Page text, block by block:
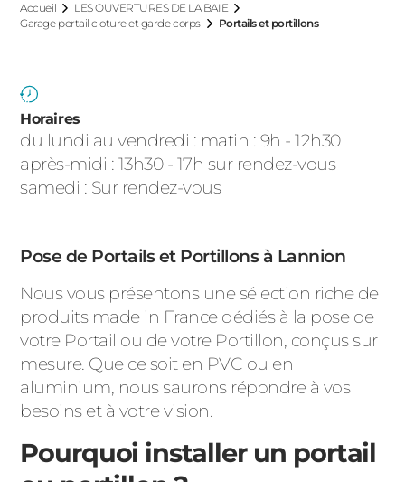
Accueil
LES OUVERTURES DE LA BAIE
Garage portail cloture et garde corps
Portails et portillons
Horaires
du lundi au vendredi : matin : 9h - 12h30
après-midi : 13h30 - 17h sur rendez-vous
samedi : Sur rendez-vous
Pose de Portails et Portillons à Lannion
Nous vous présentons une sélection riche de
produits made in France dédiés à la pose de
votre Portail ou de votre Portillon, conçus sur
mesure. Que ce soit en PVC ou en
aluminium, nous saurons répondre à vos
besoins et à votre vision.
Pourquoi installer un portail